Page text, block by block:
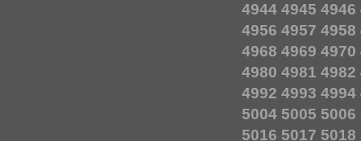
4944 4945 4946
4956 4957 4958
4968 4969 4970
4980 4981 4982
4992 4993 4994
5004 5005 5006
5016 5017 5018